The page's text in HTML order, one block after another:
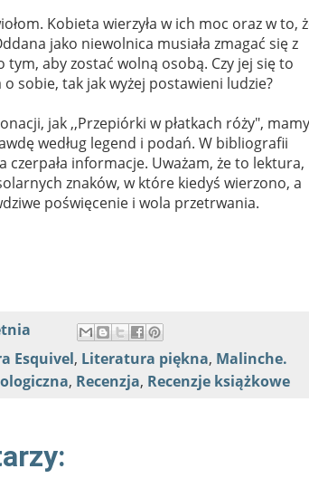
Kobieta wierzyła w ich moc oraz w to,
jako niewolnica musiała zmagać się z
tym, aby zostać wolną osobą. Czy jej się to
o sobie, tak jak wyżej postawieni ludzie?
jak ,,Przepiórki w płatkach róży", mamy
według legend i podań. W bibliografii
informacje. Uważam, że to lektura,
znaków, w które kiedyś wierzono, a
poświęcenie i wola przetrwania.
Esquivel, Literatura piękna, Malinche.
, Recenzja, Recenzje książkowe